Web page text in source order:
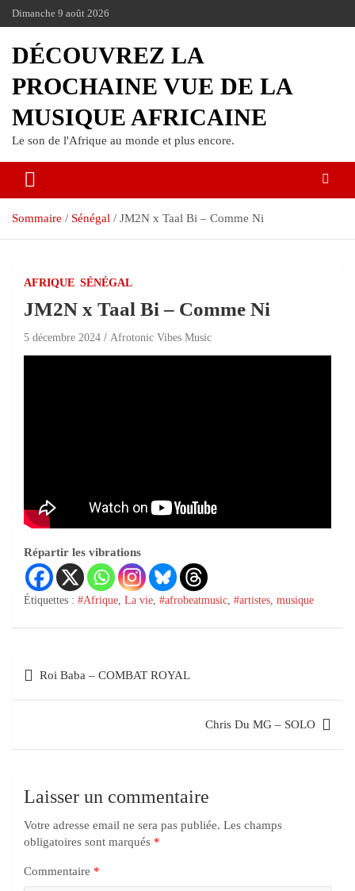
Dimanche 9 août 2026
DÉCOUVREZ LA
PROCHAINE VUE DE LA
MUSIQUE AFRICAINE
Le son de l'Afrique au monde et plus encore.
Sommaire Sénégal JM2N x Taal Bi – Comme Ni
AFRIQUE SÉNÉGAL
JM2N x Taal Bi – Comme Ni
5 décembre 2024 Afrotonic Vibes Music
Répartir les vibrations
Étiquettes : #Afrique, La vie, #afrobeatmusic, #artistes, musique
Roi Baba – COMBAT ROYAL
Chris Du MG – SOLO
Laisser un commentaire
Votre adresse email ne sera pas publiée. Les champs
obligatoires sont marqués *
Commentaire *